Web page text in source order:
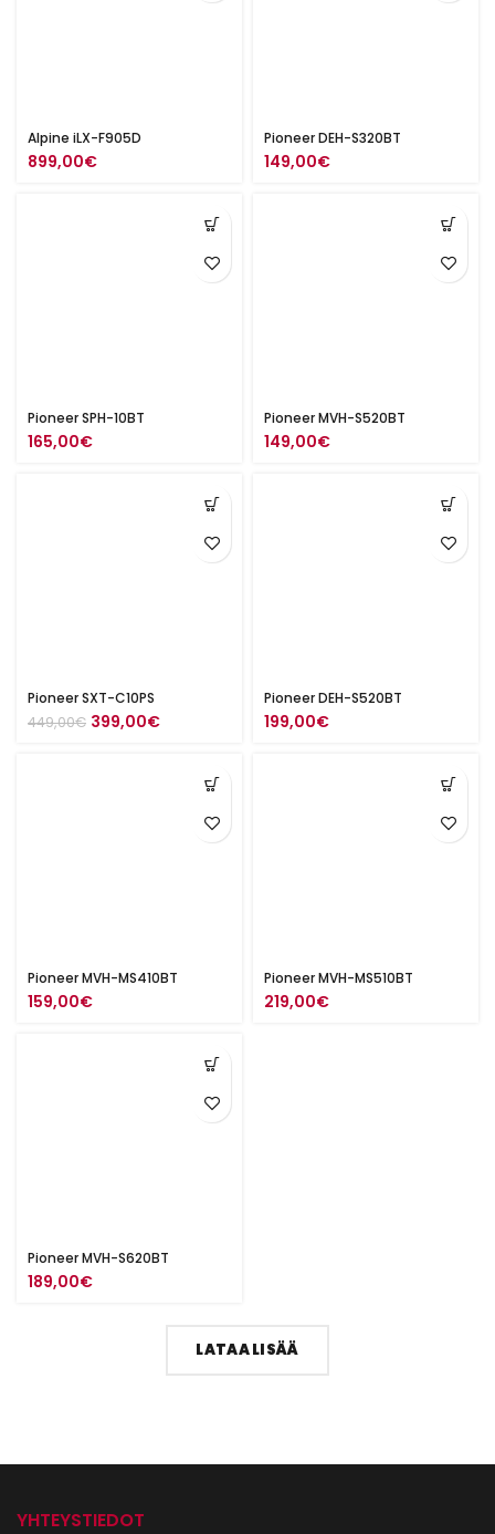
Alpine iLX-F905D
899,00€
Pioneer DEH-S320BT
149,00€
Pioneer SPH-10BT
165,00€
Pioneer MVH-S520BT
149,00€
Pioneer SXT-C10PS
449,00€ Alkuperäinen
399,00€Nykyinen
399,00€.
Pioneer DEH-S520BT
199,00€
Pioneer MVH-MS410BT
159,00€
Pioneer MVH-MS510BT
219,00€
Pioneer MVH-S620BT
189,00€
LATAA LISÄÄ
YHTEYSTIEDOT